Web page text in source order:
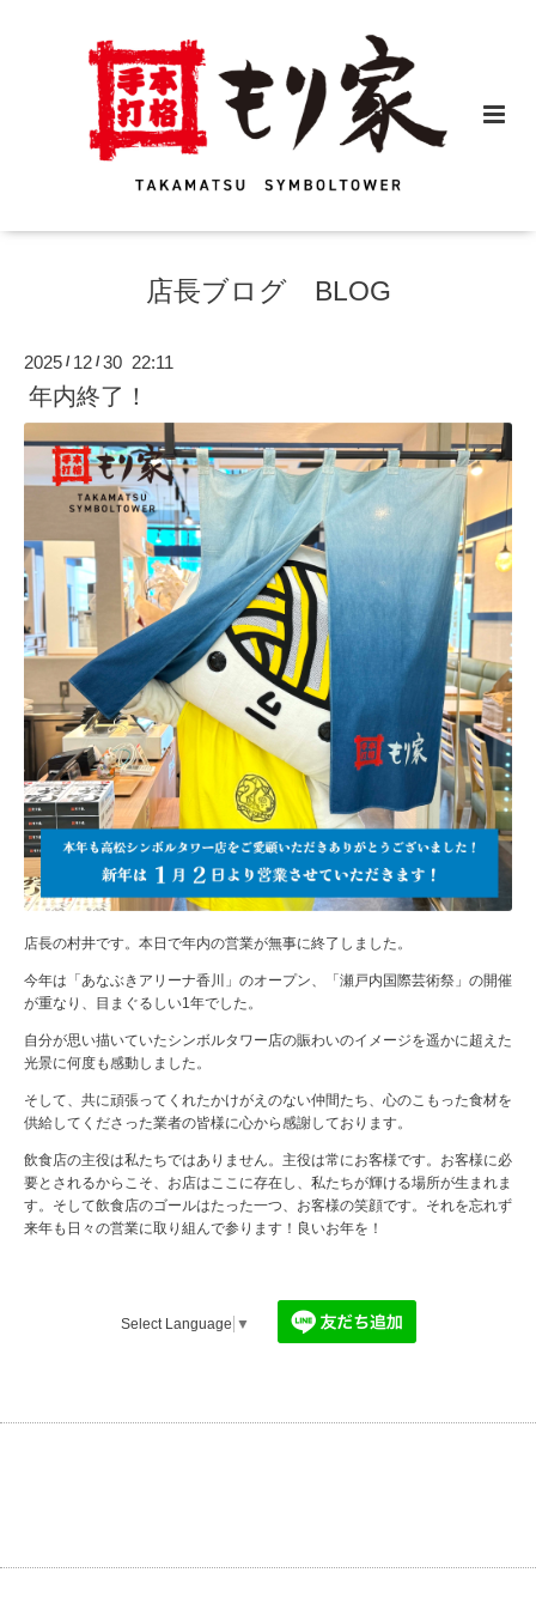
店長ブログ BLOG
2025 / 12 /30 22:11
年内終了！
店長の村井です。本日で年内の営業が無事に終了しました。
今年は「あなぶきアリーナ香川」のオープン、「瀬戸内国際芸術祭」の開催
が重なり、目まぐるしい1年でした。
自分が思い描いていたシンボルタワー店の賑わいのイメージを遥かに超えた
光景に何度も感動しました。
そして、共に頑張ってくれたかけがえのない仲間たち、心のこもった食材を
供給してくださった業者の皆様に心から感謝しております。
飲食店の主役は私たちではありません。主役は常にお客様です。お客様に必
要とされるからこそ、お店はここに存在し、私たちが輝ける場所が生まれま
す。そして飲食店のゴールはたった一つ、お客様の笑顔です。それを忘れず
来年も日々の営業に取り組んで参ります！良いお年を！
Select Language ▼